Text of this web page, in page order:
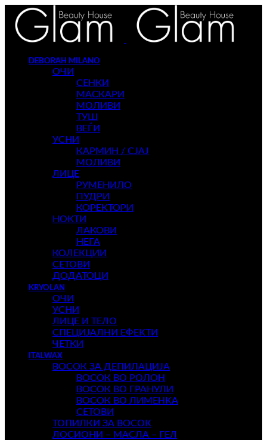
DEBORAH MILANO
ОЧИ
СЕНКИ
МАСКАРИ
МОЛИВИ
ТУШ
ВЕЃИ
УСНИ
КАРМИН / СЈАЈ
МОЛИВИ
ЛИЦЕ
РУМЕНИЛО
ПУДРИ
КОРЕКТОРИ
НОКТИ
ЛАКОВИ
НЕГА
КОЛЕКЦИИ
СЕТОВИ
ДОДАТОЦИ
KRYOLAN
ОЧИ
УСНИ
ЛИЦЕ И ТЕЛО
СПЕЦИЈАЛНИ ЕФЕКТИ
ЧЕТКИ
ITALWAX
ВОСОК ЗА ДЕПИЛАЦИЈА
ВОСОК ВО РОЛОН
ВОСОК ВО ГРАНУЛИ
ВОСОК ВО ЛИМЕНКА
СЕТОВИ
ТОПИЛКИ ЗА ВОСОК
ЛОСИОНИ – МАСЛА – ГЕЛ